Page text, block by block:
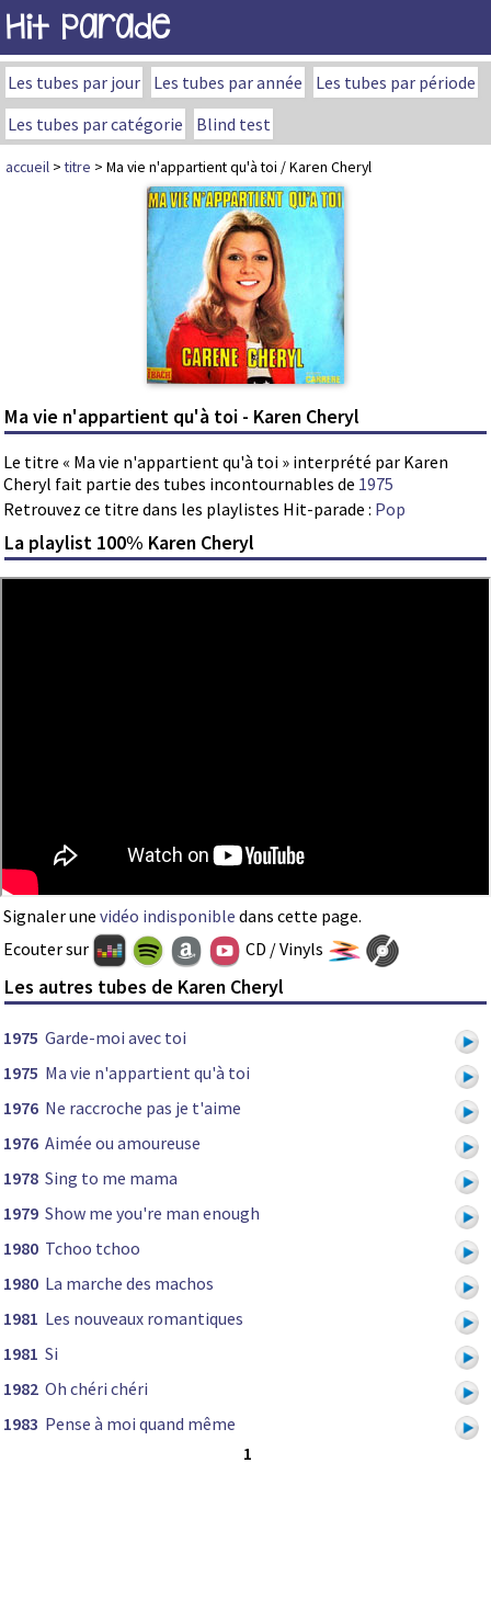
Hit Parade
Les tubes par jour Les tubes par année
Les tubes par période
Les tubes par catégorie
Blind test
accueil >titre > Ma vie n'appartient qu'à toi / Karen Cheryl
Ma vie n'appartient qu'à toi - Karen Cheryl
Le titre « Ma vie n'appartient qu'à toi » interprété par Karen
Cheryl fait partie des tubes incontournables de 1975
Retrouvez ce titre dans les playlistes Hit-parade : Pop
La playlist 100% Karen Cheryl
Signaler une vidéo indisponible dans cette page.
Ecouter sur
CD / Vinyls
Les autres tubes de Karen Cheryl
1975 Garde-moi avec toi
1975 Ma vie n'appartient qu'à toi
1976 Ne raccroche pas je t'aime
1976 Aimée ou amoureuse
1978 Sing to me mama
1979 Show me you're man enough
1980 Tchoo tchoo
1980 La marche des machos
1981 Les nouveaux romantiques
1981 Si
1982 Oh chéri chéri
1983 Pense à moi quand même
1